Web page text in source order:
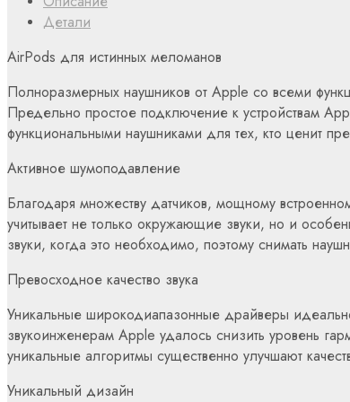
Детали
AirPods для истинных меломанов
Полноразмерных наушников от Apple со всеми
Предельно простое подключение к устройствам
функциональными наушниками для тех, кто ценит
Активное шумоподавление
Благодаря множеству датчиков, мощному
учитывает не только окружающие звуки, но и
звуки, когда это необходимо, поэтому снимать
Превосходное качество звука
Уникальные широкодиапазонные драйверы
звукоинженерам Apple удалось снизить уровень
уникальные алгоритмы существенно улучшают
Уникальный дизайн